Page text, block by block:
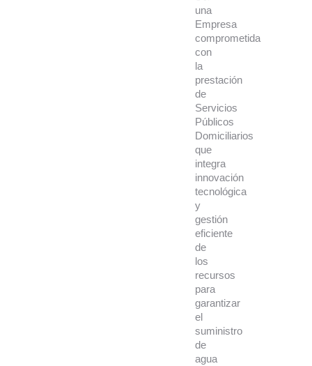
una
Empresa
comprometida
con
la
prestación
de
Servicios
Públicos
Domiciliarios
que
integra
innovación
tecnológica
y
gestión
eficiente
de
los
recursos
para
garantizar
el
suministro
de
agua